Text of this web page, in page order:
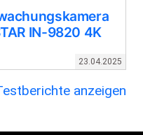
23.04.2025
IN-9820 4K
anzeigen